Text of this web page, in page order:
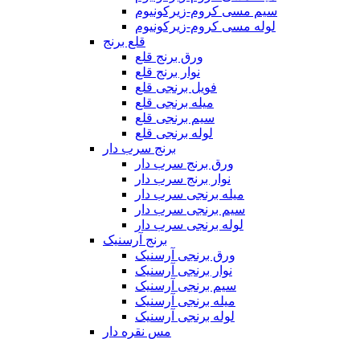
سیم مسی کروم-زیرکونیوم
لوله مسی کروم-زیرکونیوم
قلع برنج
ورق برنج قلع
نوار برنج قلع
فویل برنجی قلع
میله برنجی قلع
سیم برنجی قلع
لوله برنجی قلع
برنج سرب دار
ورق برنج سرب دار
نوار برنج سرب دار
میله برنجی سرب دار
سیم برنجی سرب دار
لوله برنجی سرب دار
برنج آرسنیک
ورق برنجی آرسنیک
نوار برنجی آرسنیک
سیم برنجی آرسنیک
میله برنجی آرسنیک
لوله برنجی آرسنیک
مس نقره دار